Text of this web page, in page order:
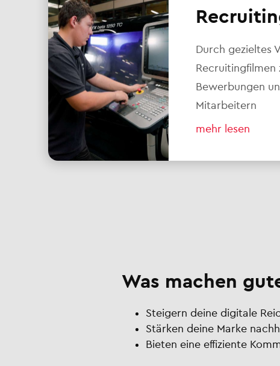
Durch gezieltes
Recruitingfilmen
Bewerbungen
Mitarbeitern
mehr lesen
Was machen
Steigern deine digitale
Stärken deine Marke
Bieten eine effiziente